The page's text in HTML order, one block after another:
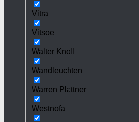
Vitra
Vitsoe
Walter Knoll
Wandleuchten
Warren Plattner
Westnofa